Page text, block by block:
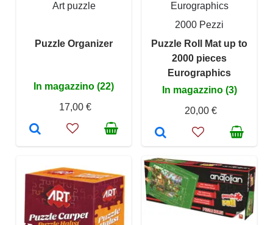
Art puzzle
Puzzle Organizer
In magazzino (22)
17,00 €
Eurographics
2000 Pezzi
Puzzle Roll Mat up to
2000 pieces
Eurographics
In magazzino (3)
20,00 €